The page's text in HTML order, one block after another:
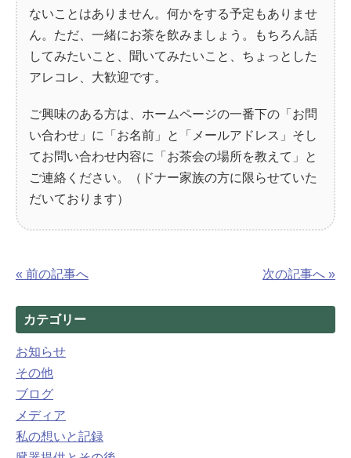
ないことはありません。何かをする予定もありませ
ん。ただ、一緒にお茶を飲みましょう。もちろん話
してみたいこと、聞いてみたいこと、ちょっとした
アレコレ、大歓迎です。
ご興味のある方は、ホームページの一番下の「お問
い合わせ」に「お名前」と「メールアドレス」そし
てお問い合わせ内容に「お茶会の場所を教えて」と
ご連絡ください。（ドナー家族の方に限らせていた
だいております）
« 前の記事へ 次の記事へ »
カテゴリー
お知らせ
その他
ブログ
メディア
私の想いと記録